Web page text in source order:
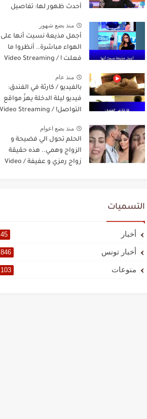
أحدث ظهور لها: تفاصيل
منذ بضع شهور
أجمل مذيعة نسيت أنها على
الهواء مباشرة.. أنظروا ما
فعلت ! / Video Streaming
منذ عام
بالفيديو / كارثة في الفندق:
فيديو ليلة الدخلة يهزّ مواقع
التواصل! / Video Streaming
منذ بضع اعوام
الحلم تحول الي فضيحة و
الزواج وهمي.. هذه حقيقة
زواج رمزي و عفيفة / Video
التسميات
أخبار 45
أخبار تونس 846
منوعات 103